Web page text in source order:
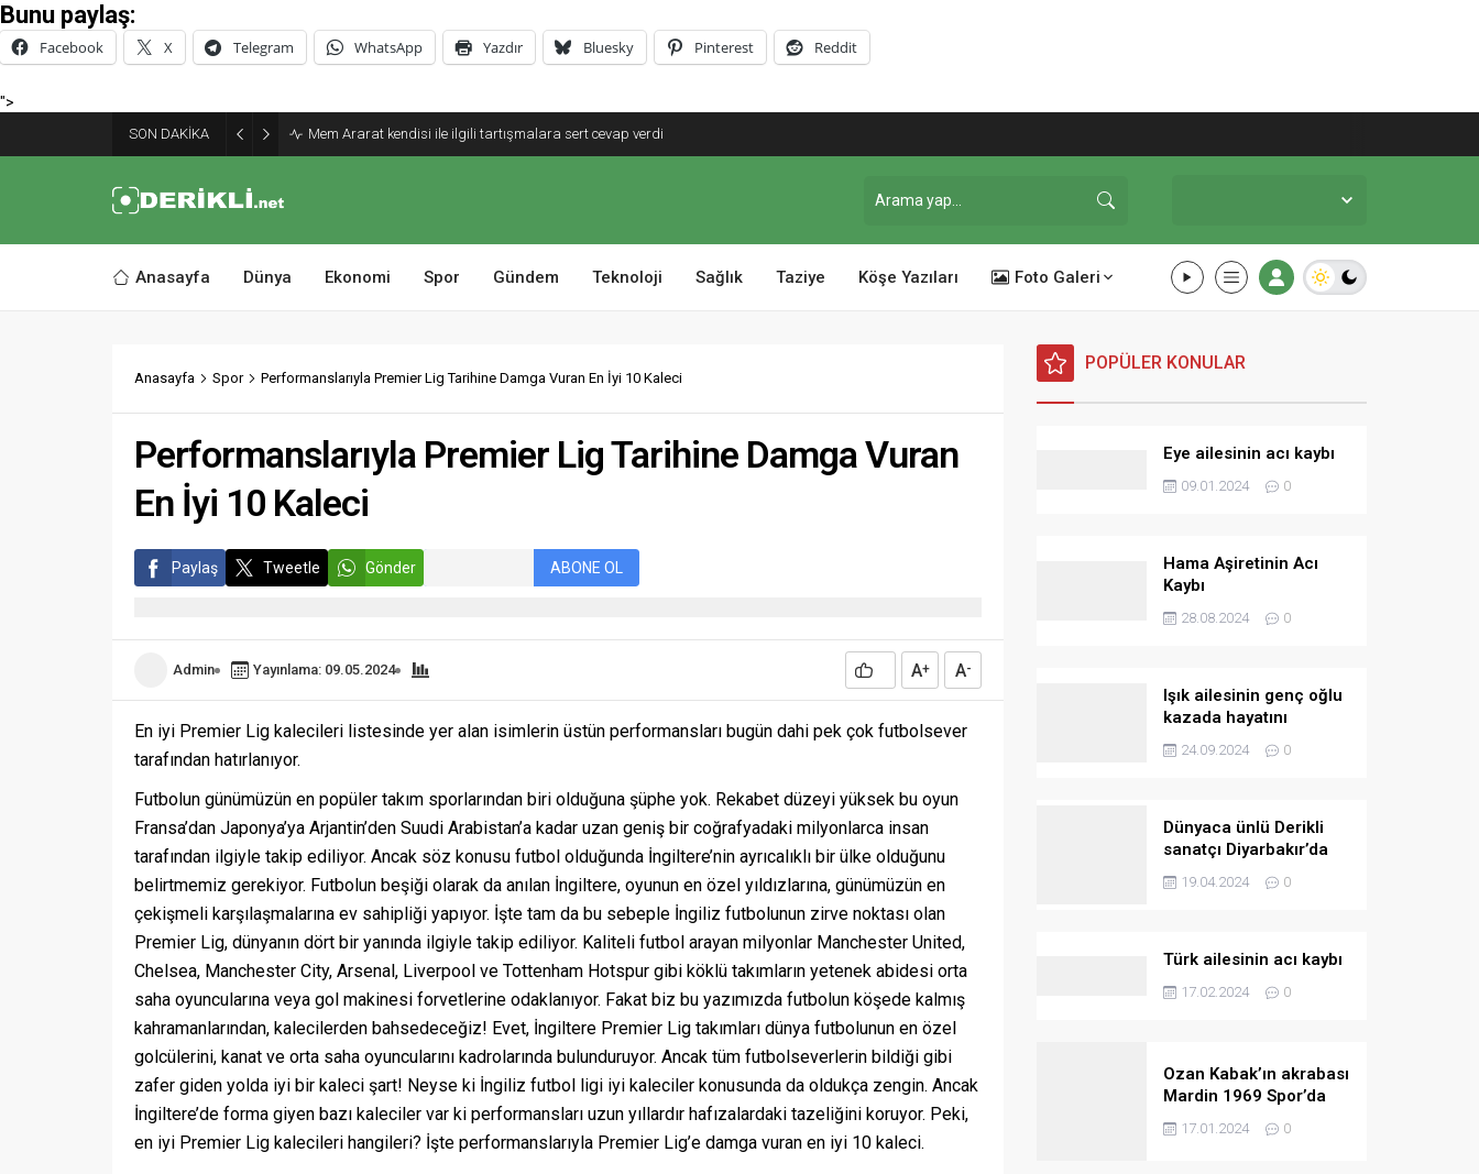
Bunu paylaş:
Facebook X Telegram WhatsApp Yazdır Bluesky Pinterest Reddit
">
SON DAKİKA Mem Ararat kendisi ile ilgili tartışmalara sert cevap verdi
Anasayfa Dünya Ekonomi Spor Gündem Teknoloji Sağlık Taziye Köşe Yazıları Foto Galeri
Anasayfa Spor Performanslarıyla Premier Lig Tarihine Damga Vuran En İyi 10 Kaleci
Performanslarıyla Premier Lig Tarihine Damga Vuran
En İyi 10 Kaleci
Paylaş Tweetle Gönder ABONE OL
Admin Yayınlama: 09.05.2024 A+ A-
En iyi Premier Lig kalecileri listesinde yer alan isimlerin üstün performansları bugün dahi pek çok futbolsever
tarafından hatırlanıyor.
Futbolun günümüzün en popüler takım sporlarından biri olduğuna şüphe yok. Rekabet düzeyi yüksek bu oyun
Fransa’dan Japonya’ya Arjantin’den Suudi Arabistan’a kadar uzan geniş bir coğrafyadaki milyonlarca insan
tarafından ilgiyle takip ediliyor. Ancak söz konusu futbol olduğunda İngiltere’nin ayrıcalıklı bir ülke olduğunu
belirtmemiz gerekiyor. Futbolun beşiği olarak da anılan İngiltere, oyunun en özel yıldızlarına, günümüzün en
çekişmeli karşılaşmalarına ev sahipliği yapıyor. İşte tam da bu sebeple İngiliz futbolunun zirve noktası olan
Premier Lig, dünyanın dört bir yanında ilgiyle takip ediliyor. Kaliteli futbol arayan milyonlar Manchester United,
Chelsea, Manchester City, Arsenal, Liverpool ve Tottenham Hotspur gibi köklü takımların yetenek abidesi orta
saha oyuncularına veya gol makinesi forvetlerine odaklanıyor. Fakat biz bu yazımızda futbolun köşede kalmış
kahramanlarından, kalecilerden bahsedeceğiz! Evet, İngiltere Premier Lig takımları dünya futbolunun en özel
golcülerini, kanat ve orta saha oyuncularını kadrolarında bulunduruyor. Ancak tüm futbolseverlerin bildiği gibi
zafer giden yolda iyi bir kaleci şart! Neyse ki İngiliz futbol ligi iyi kaleciler konusunda da oldukça zengin. Ancak
İngiltere’de forma giyen bazı kaleciler var ki performansları uzun yıllardır hafızalardaki tazeliğini koruyor. Peki,
en iyi Premier Lig kalecileri hangileri? İşte performanslarıyla Premier Lig’e damga vuran en iyi 10 kaleci.
POPÜLER KONULAR
Eye ailesinin acı kaybı
09.01.2024 0
Hama Aşiretinin Acı
Kaybı
28.08.2024 0
Işık ailesinin genç oğlu
kazada hayatını
kaybetti
24.09.2024 0
Dünyaca ünlü Derikli
sanatçı Diyarbakır’da
konser verecek
19.04.2024 0
Türk ailesinin acı kaybı
17.02.2024 0
Ozan Kabak’ın akrabası
Mardin 1969 Spor’da
ortaya çıktı
17.01.2024 0